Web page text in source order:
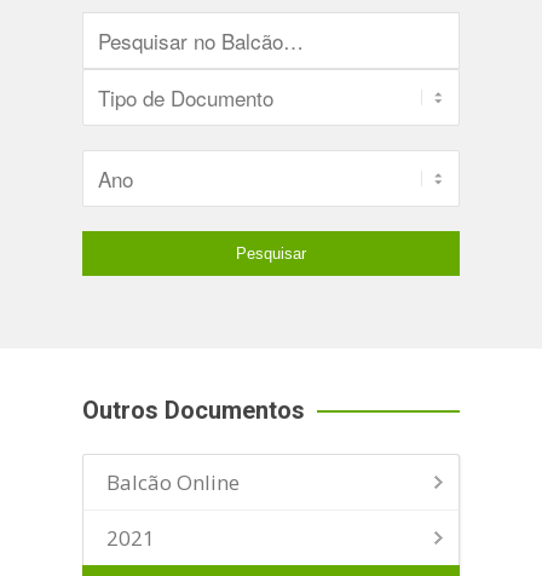
Outros Documentos
Balcão Online
2021